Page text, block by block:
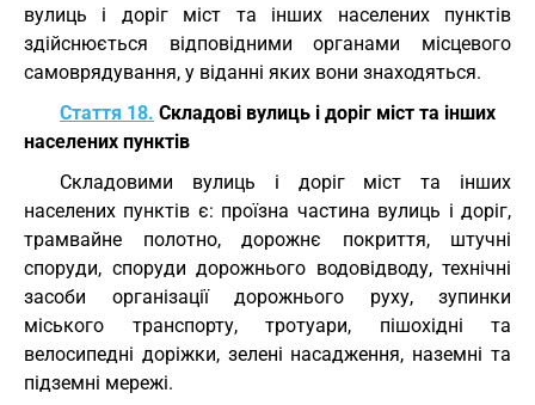
вулиць і доріг міст та інших населених пунктів
здійснюється відповідними органами місцевого
самоврядування, у віданні яких вони знаходяться.
Стаття 18. Складові вулиць і доріг міст та інших
населених пунктів
Складовими вулиць і доріг міст та інших
населених пунктів є: проїзна частина вулиць і доріг,
трамвайне полотно, дорожнє покриття, штучні
споруди, споруди дорожнього водовідводу, технічні
засоби організації дорожнього руху, зупинки
міського транспорту, тротуари, пішохідні та
велосипедні доріжки, зелені насадження, наземні та
підземні мережі.